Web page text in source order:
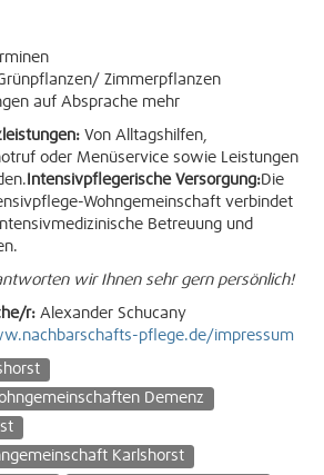
Zimmerpflanzen
auf Absprache mehr
Von Alltagshilfen,
oder Menüservice sowie Leistungen
Intensivpflegerische Versorgung:Die
Wohngemeinschaft verbindet
Betreuung und
wir Ihnen sehr gern persönlich!
r: Alexander Schucany
pflege.de/impressum
Demenz
Karlshorst